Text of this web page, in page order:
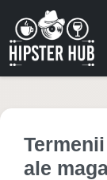
ale